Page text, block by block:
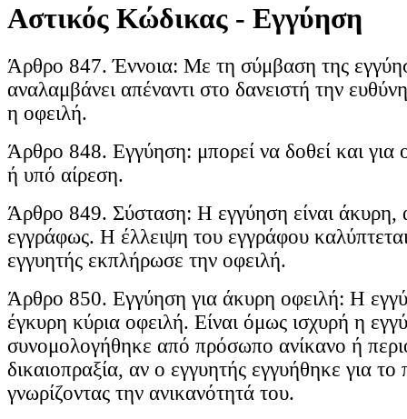
Αστικός Κώδικας - Εγγύηση
Άρθρο 847. Έννοια: Με τη σύμβαση της
αναλαμβάνει απέναντι στο δανειστή την
η οφειλή.
Άρθρο 848. Εγγύηση: μπορεί να δοθεί και για
ή υπό αίρεση.
Άρθρο 849. Σύσταση: Η εγγύηση είναι άκυρη,
εγγράφως. Η έλλειψη του εγγράφου
εγγυητής εκπλήρωσε την οφειλή.
Άρθρο 850. Εγγύηση για άκυρη οφειλή: Η
έγκυρη κύρια οφειλή. Είναι όμως ισχυρή η
συνομολογήθηκε από πρόσωπο ανίκανο ή
δικαιοπραξία, αν ο εγγυητής εγγυήθηκε για
γνωρίζοντας την ανικανότητά του.